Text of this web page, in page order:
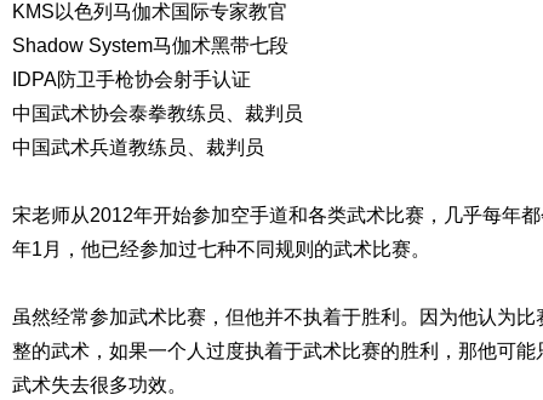
KMS以色列马伽术国际专家教官
Shadow System马伽术黑带七段
IDPA防卫手枪协会射手认证
中国武术协会泰拳教练员、裁判员
中国武术兵道教练员、裁判员
宋老师从2012年开始参加空手道和各类武术比赛，几乎每年
年1月，他已经参加过七种不同规则的武术比赛。
虽然经常参加武术比赛，但他并不执着于胜利。因为他认为
整的武术，如果一个人过度执着于武术比赛的胜利，那他可
武术失去很多功效。